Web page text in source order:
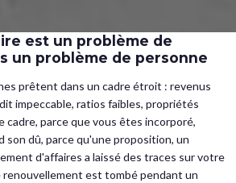
est un problème de
un problème de personne
prêtent dans un cadre étroit : revenus
impeccable, ratios faibles, propriétés
cadre, parce que vous êtes incorporé,
son dû, parce qu'une proposition, un
d'affaires a laissé des traces sur votre
est tombé pendant un